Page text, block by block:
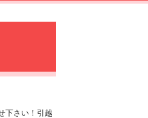
下さい！引越